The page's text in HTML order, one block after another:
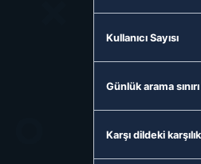
Kullanıcı Sayısı
Günlük arama sınırı
Karşı dildeki